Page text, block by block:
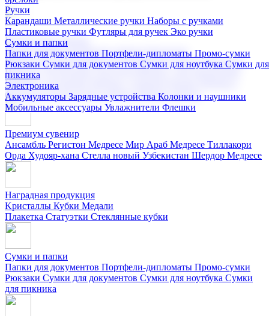
Ручки
Карандаши Металлические ручки Наборы с ручками
Пластиковые ручки Футляры для ручек Эко ручки
Сумки и папки
Папки для документов Портфели-дипломаты Промо-сумки
Рюкзаки Сумки для документов Сумки для ноутбука Сумки для
пикника
Электроника
Аккумуляторы Зарядные устройства Колонки и наушники
Мобильные аксессуары Увлажнители Флешки
Подарочные наборы
Бизнес наборыКофейные наборы Кошельки
Наборы из кожиНаборы ручекНаборы с аккумуляторами
Наборы с бутылками для воды
Наборы с ежедневниками
Наборы с кружками
флешкамиНовогодние наборыЧайные наборы
Премиум сувенир
Ансамбль Регистон Медресе Мир Араб Медресе Тиллакори
Орда Худояр-хана Стелла новый Узбекистан Шердор Медресе
Наградная продукция
Kристаллы Кубки Медали
Плакетка Статуэтки Стеклянные кубки
Сумки и папки
Папки для документов Портфели-дипломаты Промо-сумки
Рюкзаки Сумки для документов Сумки для ноутбука Сумки
для пикника